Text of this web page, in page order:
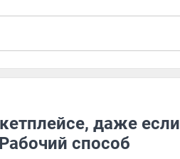
даже если
способ